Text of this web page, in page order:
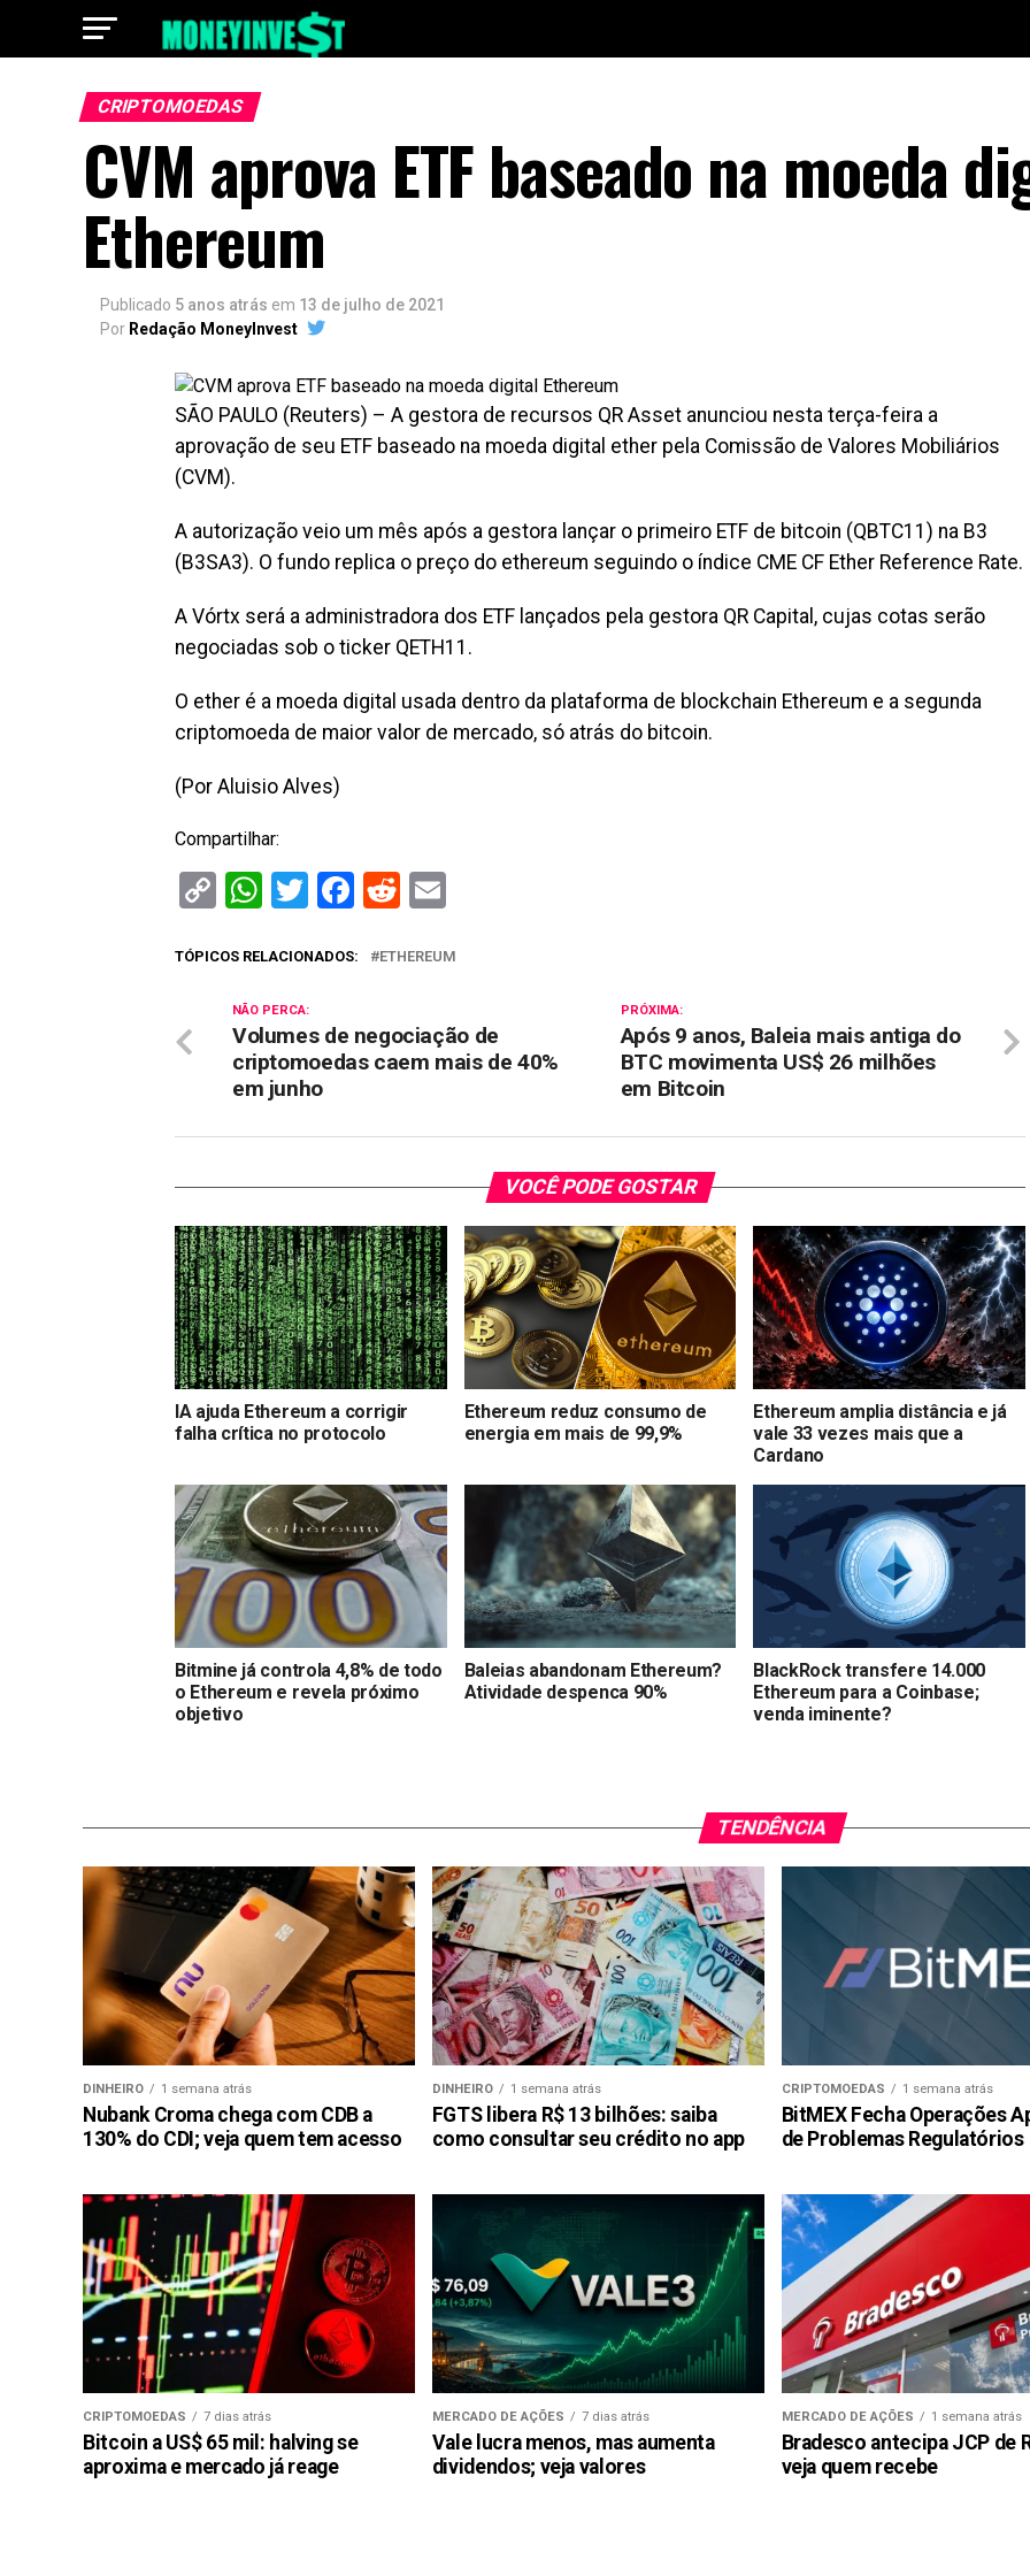
CRIPTOMOEDAS
CVM aprova ETF baseado na moeda
Ethereum
Publicado 5 anos atrás em 13 de julho de 2021
Por Redação MoneyInvest
SÃO PAULO (Reuters) – A gestora de recursos QR Asset anunciou nesta terça-feira a
aprovação de seu ETF baseado na moeda digital ether pela Comissão de Valores Mobiliários
(CVM).
A autorização veio um mês após a gestora lançar o primeiro ETF de bitcoin (QBTC11) na B3
(B3SA3). O fundo replica o preço do ethereum seguindo o índice CME CF Ether Reference Rate.
A Vórtx será a administradora dos ETF lançados pela gestora QR Capital, cujas cotas serão
negociadas sob o ticker QETH11.
O ether é a moeda digital usada dentro da plataforma de blockchain Ethereum e a segunda
criptomoeda de maior valor de mercado, só atrás do bitcoin.
(Por Aluisio Alves)
Compartilhar:
CopyWhatsApp
Twitter
Facebook
Reddit
TÓPICOS RELACIONADOS: ETHEREUM
PRÓXIMA:
Após 9 anos, Baleia mais antiga do
BTC movimenta US$ 26 milhões
em Bitcoin
NÃO PERCA:
Volumes de negociação de
criptomoedas caem mais de 40%
em junho
VOCÊ PODE GOSTAR
IA ajuda Ethereum a corrigir
falha crítica no protocolo
Ethereum reduz consumo de
energia em mais de 99,9%
Ethereum amplia distância e já
vale 33 vezes mais que a
Cardano
Bitmine já controla 4,8% de todo
o Ethereum e revela próximo
objetivo
Baleias abandonam Ethereum?
Atividade despenca 90%
BlackRock transfere 14.000
Ethereum para a Coinbase;
venda iminente?
TENDÊNCIA
DINHEIRO 1 semana atrás
Nubank Croma chega com CDB a
130% do CDI; veja quem tem acesso
DINHEIRO 1 semana atrás
FGTS libera R$ 13 bilhões: saiba
como consultar seu crédito no app
CRIPTOMOEDAS 1 semana atrás
BitMEX Fecha Operações
de Problemas Regulatórios
CRIPTOMOEDAS 7 dias atrás
Bitcoin a US$ 65 mil: halving se
aproxima e mercado já reage
MERCADO DE AÇÕES 7 dias atrás
Vale lucra menos, mas aumenta
dividendos; veja valores
MERCADO DE AÇÕES 1 semana atrás
Bradesco antecipa JCP de
veja quem recebe